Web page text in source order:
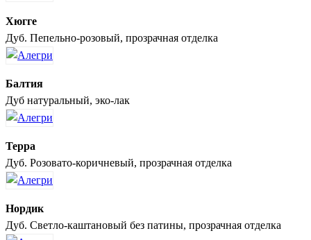
Хюгге
Дуб. Пепельно-розовый, прозрачная отделка
Балтия
Дуб натуральный, эко-лак
Терра
Дуб. Розовато-коричневый, прозрачная отделка
Нордик
Дуб. Светло-каштановый без патины, прозрачная отделка